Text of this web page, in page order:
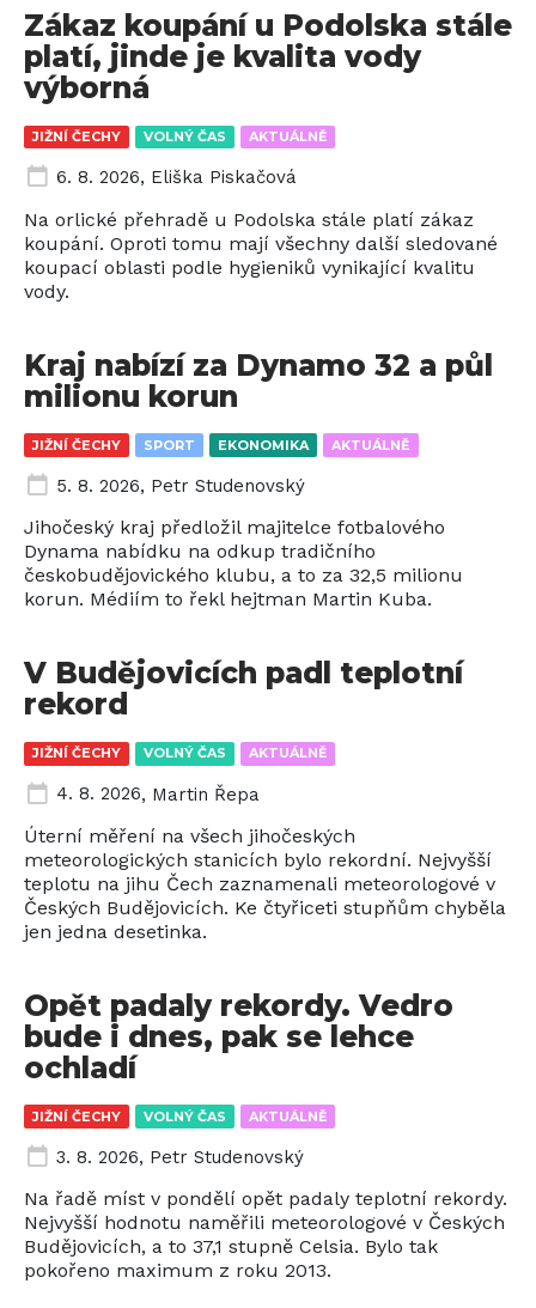
JIŽNÍ ČECHY VOLNÝ ČAS AKTUÁLNĚ
Zákaz koupání u Podolska stále
platí, jinde je kvalita vody
výborná
6. 8. 2026, Eliška Piskačová
Na orlické přehradě u Podolska stále platí zákaz
koupání. Oproti tomu mají všechny další sledované
koupací oblasti podle hygieniků vynikající kvalitu
vody.
JIŽNÍ ČECHY SPORT EKONOMIKA AKTUÁLNĚ
Kraj nabízí za Dynamo 32 a půl
milionu korun
5. 8. 2026, Petr Studenovský
Jihočeský kraj předložil majitelce fotbalového
Dynama nabídku na odkup tradičního
českobudějovického klubu, a to za 32,5 milionu
korun. Médiím to řekl hejtman Martin Kuba.
JIŽNÍ ČECHY VOLNÝ ČAS AKTUÁLNĚ
V Budějovicích padl teplotní
rekord
4. 8. 2026, Martin Řepa
Úterní měření na všech jihočeských
meteorologických stanicích bylo rekordní. Nejvyšší
teplotu na jihu Čech zaznamenali meteorologové v
Českých Budějovicích. Ke čtyřiceti stupňům chyběla
jen jedna desetinka.
JIŽNÍ ČECHY VOLNÝ ČAS AKTUÁLNĚ
Opět padaly rekordy. Vedro
bude i dnes, pak se lehce
ochladí
3. 8. 2026, Petr Studenovský
Na řadě míst v pondělí opět padaly teplotní rekordy.
Nejvyšší hodnotu naměřili meteorologové v Českých
Budějovicích, a to 37,1 stupně Celsia. Bylo tak
pokořeno maximum z roku 2013.